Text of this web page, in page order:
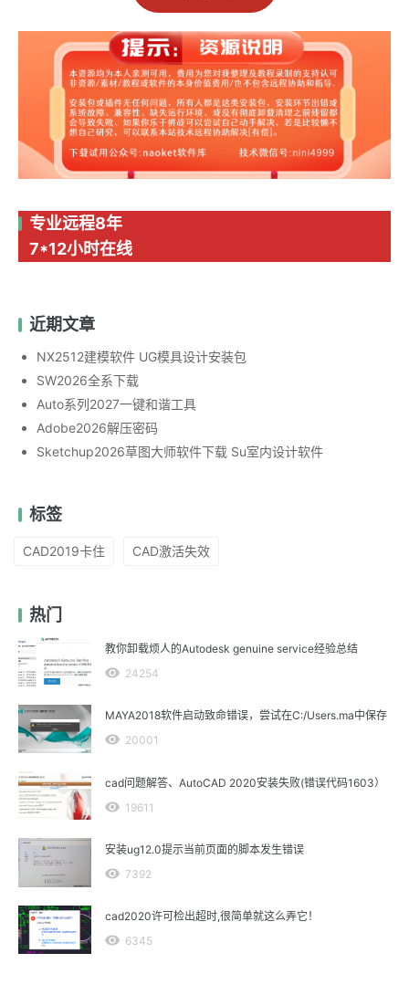
专业远程8年
7*12小时在线
近期文章
NX2512建模软件 UG模具设计安装包
SW2026全系下载
Auto系列2027一键和谐工具
Adobe2026解压密码
Sketchup2026草图大师软件下载 Su室内设计软件
标签
CAD2019卡住 CAD激活失效
热门
教你卸载烦人的Autodesk genuine service经验总结
24254
MAYA2018软件启动致命错误，尝试在C:/Users.ma中保存
20001
cad问题解答、AutoCAD 2020安装失败(错误代码1603）
19611
安装ug12.0提示当前页面的脚本发生错误
7392
cad2020许可检出超时,很简单就这么弄它！
6345